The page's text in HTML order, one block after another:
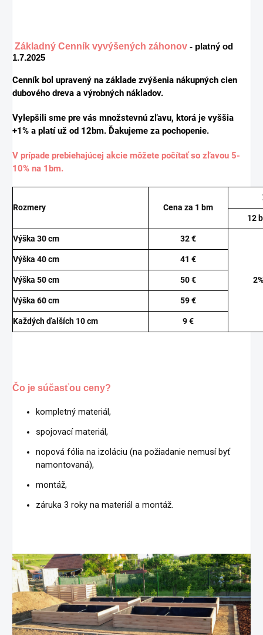
Základný Cenník vyvýšených záhonov - platný od
1.7.2025
Cenník bol upravený na základe zvýšenia nákupných cien
dubového dreva a výrobných nákladov.
Vylepšili sme pre vás množstevnú zľavu, ktorá je vyššia
+1% a platí už od 12bm. Ďakujeme za pochopenie.
V prípade prebiehajúcej akcie môžete počítať so zľavou 5-
10% na 1bm.
Rozmery Cena za 1 bm
12
Výška 30 cm 32 €
2%
Výška 40 cm 41 €
Výška 50 cm 50 €
Výška 60 cm 59 €
Každých ďalších 10 cm 9 €
Čo je súčasťou ceny?
kompletný materiál,
spojovací materiál,
nopová fólia na izoláciu (na požiadanie nemusí byť
namontovaná),
montáž,
záruka 3 roky na materiál a montáž.